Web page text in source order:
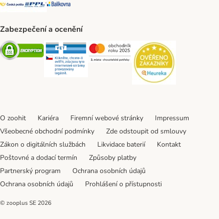
Zabezpečení a ocenění
Security Security Security
O zoohit Kariéra Firemní webové stránky
Impressum
Všeobecné obchodní podmínky
Zde odstoupit od smlouvy
Zákon o digitálních službách
Likvidace baterií
Kontakt
Poštovné a dodací termín
Způsoby platby
Partnerský program
Ochrana osobních údajů
Ochrana osobních údajů
Prohlášení o přístupnosti
© zooplus SE 2026